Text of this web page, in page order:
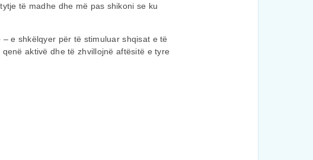
të madhe dhe më pas shikoni se ku
e shkëlqyer për të stimuluar shqisat e të
aktivë dhe të zhvillojnë aftësitë e tyre